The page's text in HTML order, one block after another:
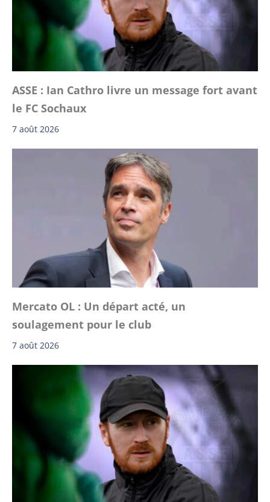
ASSE : Ian Cathro livre un message fort avant
le FC Sochaux
7 août 2026
Mercato OL : Un départ acté, un
soulagement pour le club
7 août 2026